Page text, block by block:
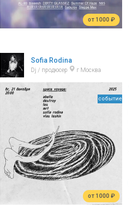
от 1000 ₽
Sofia Rodina
Dj / продюсер г Москва
от 1000 ₽
событие